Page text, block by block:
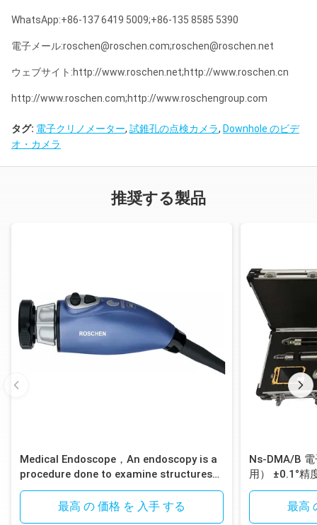
WhatsApp:+86-137 6419 5009;+86-135 8585 5390
電子メール:roschen@roschen.com;roschen@roschen.net
ウェブサイト:http://www.roschen.net;http://www.roschen.cn
http://www.roschen.com;http://www.roschengroup.com
タグ: 電子クリノメーター, 試錐孔の点検カメラ, Downhole のビデ
オ・カメラ
推奨する製品
Medical Endoscope，An endoscopy is a
procedure done to examine structures
inside your body up close
最高 の 価格 を 入手 する
Ns-DMA/B
用） ±0.1°精
最高